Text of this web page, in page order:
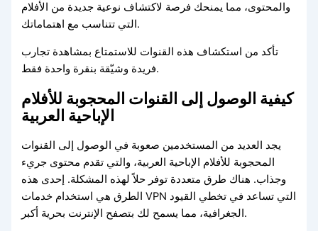
والمحتوى، مما يمنحك فرصة لاكتشاف نوعية جديدة من الأفلام
التي تتناسب مع اهتماماتك.
تأكد من استكشاف هذه القنوات للاستمتاع بمشاهدة تجارب
فريدة وشيّقة بنقرة واحدة فقط.
كيفية الوصول إلى القنوات المحجوبة للأفلام
الإباحية العربية
يجد العديد من المستخدمين صعوبة في الوصول إلى القنوات
المحجوبة للأفلام الإباحية العربية، والتي تقدم محتوى جريء
وجذاب. هناك طرق متعددة توفر حلاً لهذه المشكلة. إحدى هذه
الطرق هي استخدام خدمات VPN التي تساعد في تخطي القيود
الجغرافية، مما يسمح لك بتصفح الإنترنت بحرية أكبر.